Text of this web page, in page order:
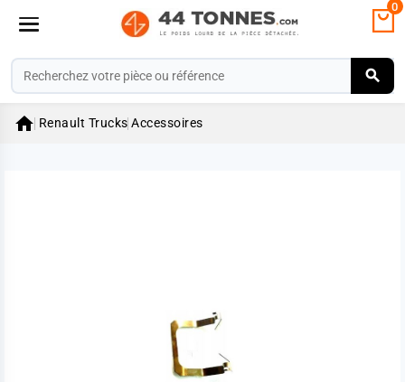
0
 Renault Trucks Accessoires